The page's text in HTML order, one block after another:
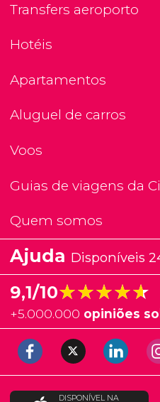
Transfers aeroporto
Hotéis
Apartamentos
Aluguel de carros
Voos
Guias de viagens da
Quem somos
Ajuda Disponíveis
9,1/10★★★★★
★★★★★
+5.000.000 opiniões
DISPONÍVEL NA